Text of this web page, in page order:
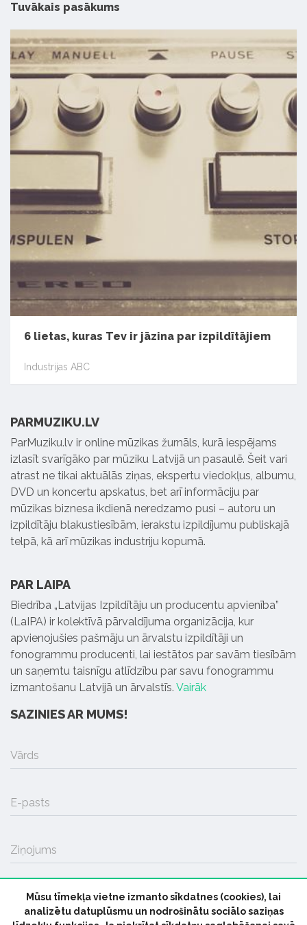
Tuvākais pasākums
6 lietas, kuras Tev ir jāzina par izpildītājiem
Industrijas ABC
PARMUZIKU.LV
ParMuziku.lv ir online mūzikas žurnāls, kurā iespējams
izlasīt svarīgāko par mūziku Latvijā un pasaulē. Šeit vari
atrast ne tikai aktuālās ziņas, ekspertu viedokļus, albumu,
DVD un koncertu apskatus, bet arī informāciju par
mūzikas biznesa ikdienā neredzamo pusi – autoru un
izpildītāju blakustiesībām, ierakstu izpildījumu publiskajā
telpā, kā arī mūzikas industriju kopumā.
PAR LAIPA
Biedrība „Latvijas Izpildītāju un producentu apvienība”
(LaIPA) ir kolektīvā pārvaldījuma organizācija, kur
apvienojušies pašmāju un ārvalstu izpildītāji un
fonogrammu producenti, lai iestātos par savām tiesībām
un saņemtu taisnīgu atlīdzību par savu fonogrammu
izmantošanu Latvijā un ārvalstīs. Vairāk
SAZINIES AR MUMS!
Vārds
E-pasts
Ziņojums
SŪTĪT
Mūsu tīmekļa vietne izmanto sīkdatnes (cookies), lai
analizētu datuplūsmu un nodrošinātu sociālo saziņas